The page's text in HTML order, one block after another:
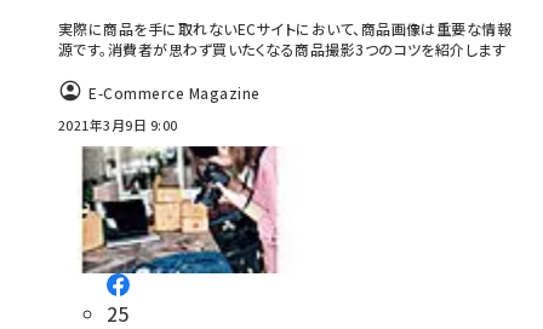
実際に商品を手に取れないECサイトにおいて、商品画像は重要な情報
源です。消費者が思わず買いたくなる商品撮影3つのコツを紹介します
E-Commerce Magazine
2021年3月9日 9:00
25